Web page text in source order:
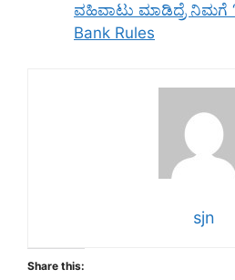
ವಹಿವಾಟು ಮಾಡಿದ್ರೆ ನಿಮಗೆ
Bank Rules
sjn
Share this: